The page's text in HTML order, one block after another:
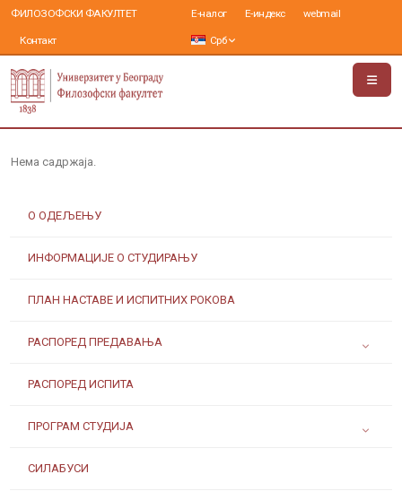
ФИЛОЗОФСКИ ФАКУЛТЕТ
Контакт
Е-налог Е-индекс webmail
Срб
О ОДЕЉЕЊУ
ИНФОРМАЦИЈЕ О СТУДИРАЊУ
ПЛАН НАСТАВЕ И ИСПИТНИХ РОКОВА
РАСПОРЕД ПРЕДАВАЊА
РАСПОРЕД ИСПИТА
ПРОГРАМ СТУДИЈА
СИЛАБУСИ
Нема садржаја.